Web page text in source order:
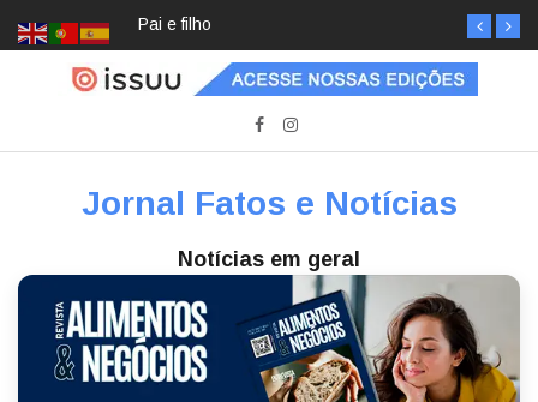
Pai e filho
Jornal Fatos e Notícias
Notícias em geral